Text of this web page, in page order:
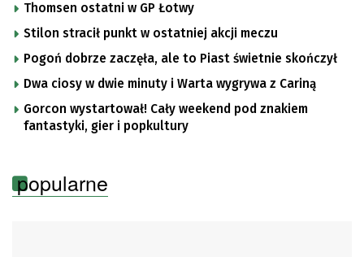
Thomsen ostatni w GP Łotwy
Stilon stracił punkt w ostatniej akcji meczu
Pogoń dobrze zaczęła, ale to Piast świetnie skończył
Dwa ciosy w dwie minuty i Warta wygrywa z Cariną
Gorcon wystartował! Cały weekend pod znakiem
fantastyki, gier i popkultury
popularne